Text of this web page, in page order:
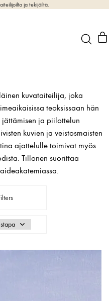
ja tekijöiltä.
kuvataiteilija, joka
teoksissaan hän
ja piilottelun
kuvien ja veistosmaisten
ajattelulle toimivat myös
Tillonen suorittaa